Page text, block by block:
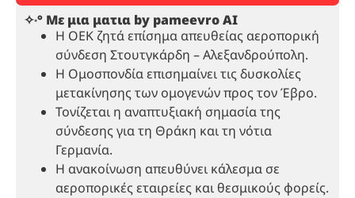
✧˖° Με μια ματια by pameevro AI
Η ΟΕΚ ζητά επίσημα απευθείας αεροπορική
σύνδεση Στουτγκάρδη – Αλεξανδρούπολη.
Η Ομοσπονδία επισημαίνει τις δυσκολίες
μετακίνησης των ομογενών προς τον Έβρο.
Τονίζεται η αναπτυξιακή σημασία της
σύνδεσης για τη Θράκη και τη νότια
Γερμανία.
Η ανακοίνωση απευθύνει κάλεσμα σε
αεροπορικές εταιρείες και θεσμικούς φορείς.